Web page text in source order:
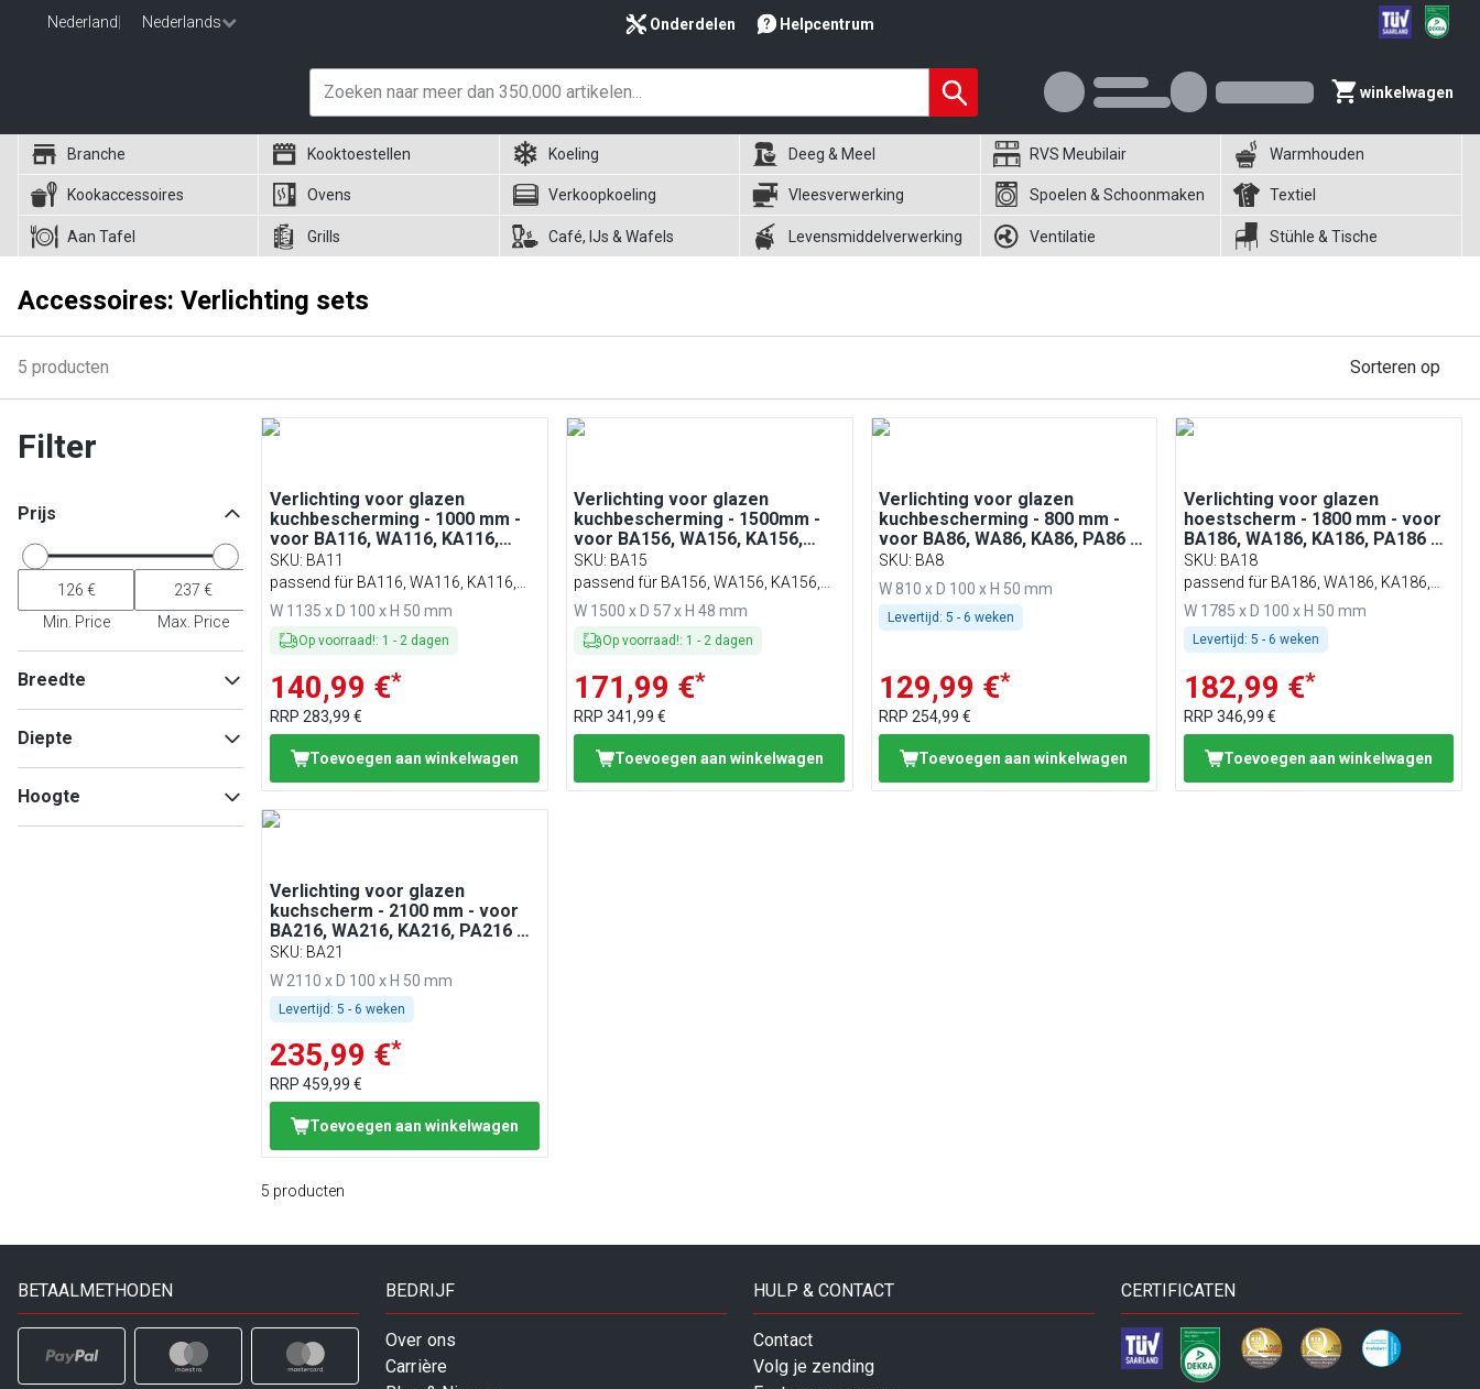
Nederland Nederlands Onderdelen Helpcentrum
winkelwagen
Branche Kooktoestellen Koeling Deeg & Meel RVS Meubilair Warmhouden
Kookaccessoires Ovens Verkoopkoeling Vleesverwerking Spoelen & Schoonmaken Textiel
Aan Tafel Grills Café, IJs & Wafels Levensmiddelverwerking Ventilatie Stühle & Tische
Accessoires: Verlichting sets
5 producten Sorteren op
Filter
Prijs
Min. Price Max. Price
Breedte
Min
Diepte
Hoogte
Verlichting voor glazen
kuchbescherming - 1000 mm -
voor BA116, WA116, KA116,
PA116 & EA116
SKU: BA11
passend für BA116, WA116, KA116,
PA116 & EA116
W 1135 x D 100 x H 50 mm
Op voorraad!: 1 - 2 dagen
140,99 €*
RRP 283,99 €
Toevoegen aan winkelwagen
Verlichting voor glazen
kuchbescherming - 1500mm -
voor BA156, WA156, KA156,
PA156 & EA156
SKU: BA15
passend für BA156, WA156, KA156,
PA156 & EA156
W 1500 x D 57 x H 48 mm
Op voorraad!: 1 - 2 dagen
171,99 €*
RRP341,99 €
Toevoegen aan winkelwagen
Verlichting voor glazen
kuchbescherming - 800 mm -
voor BA86, WA86, KA86, PA86 &
EA86
SKU: BA8
W 810 x D 100 x H 50 mm
Levertijd: 5 - 6 weken
129,99 €*
RRP254,99 €
Toevoegen aan winkelwagen
Verlichting voor glazen
hoestscherm - 1800 mm - voor
BA186, WA186, KA186, PA186 &
EA186
SKU: BA18
passend für BA186, WA186, KA186,
PA186 & EA186
W 1785 x D 100 x H 50 mm
Levertijd: 5 - 6 weken
182,99 €*
RRP 346,99 €
Toevoegen aan winkelwagen
Verlichting voor glazen
kuchscherm - 2100 mm - voor
BA216, WA216, KA216, PA216 &
EA216
SKU: BA21
W 2110 x D 100 x H 50 mm
Levertijd: 5 - 6 weken
235,99 €*
RRP 459,99 €
Toevoegen aan winkelwagen
5 producten
BETAALMETHODEN BEDRIJF
Over ons
Carrière
HULP & CONTACT
Contact
Volg je zending
CERTIFICATEN